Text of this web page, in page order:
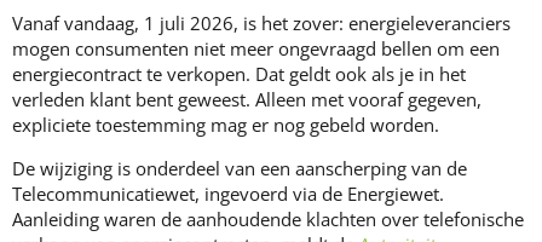
Vanaf vandaag, 1 juli 2026, is het zover: energieleveranciers
mogen consumenten niet meer ongevraagd bellen om een
energiecontract te verkopen. Dat geldt ook als je in het
verleden klant bent geweest. Alleen met vooraf gegeven,
expliciete toestemming mag er nog gebeld worden.
De wijziging is onderdeel van een aanscherping van de
Telecommunicatiewet, ingevoerd via de Energiewet.
Aanleiding waren de aanhoudende klachten over telefonische